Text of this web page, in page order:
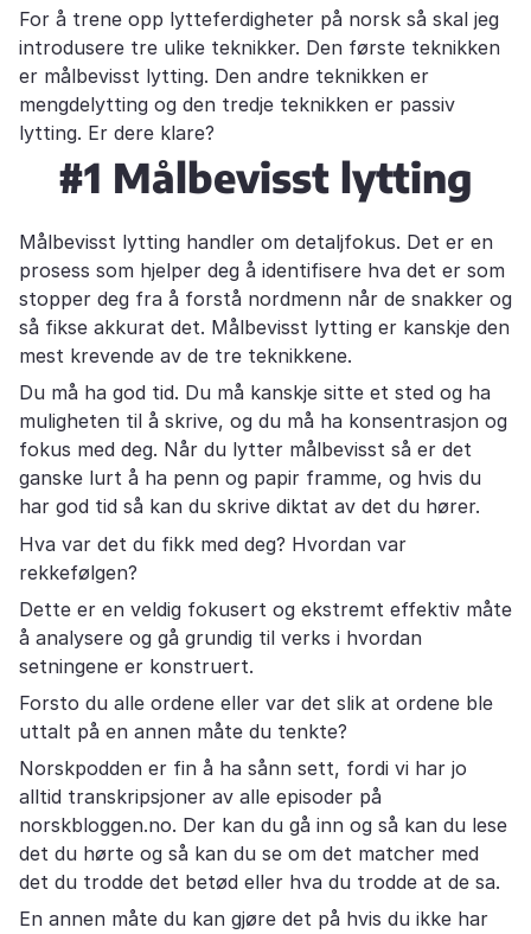
For å trene opp lytteferdigheter på norsk så skal jeg
introdusere tre ulike teknikker. Den første teknikken
er målbevisst lytting. Den andre teknikken er
mengdelytting og den tredje teknikken er passiv
lytting. Er dere klare?
#1 Målbevisst lytting
Målbevisst lytting handler om detaljfokus. Det er en
prosess som hjelper deg å identifisere hva det er som
stopper deg fra å forstå nordmenn når de snakker og
så fikse akkurat det. Målbevisst lytting er kanskje den
mest krevende av de tre teknikkene.
Du må ha god tid. Du må kanskje sitte et sted og ha
muligheten til å skrive, og du må ha konsentrasjon og
fokus med deg. Når du lytter målbevisst så er det
ganske lurt å ha penn og papir framme, og hvis du
har god tid så kan du skrive diktat av det du hører.
Hva var det du fikk med deg? Hvordan var
rekkefølgen?
Dette er en veldig fokusert og ekstremt effektiv måte
å analysere og gå grundig til verks i hvordan
setningene er konstruert.
Forsto du alle ordene eller var det slik at ordene ble
uttalt på en annen måte du tenkte?
Norskpodden er fin å ha sånn sett, fordi vi har jo
alltid transkripsjoner av alle episoder på
norskbloggen.no. Der kan du gå inn og så kan du lese
det du hørte og så kan du se om det matcher med
det du trodde det betød eller hva du trodde at de sa.
En annen måte du kan gjøre det på hvis du ikke har